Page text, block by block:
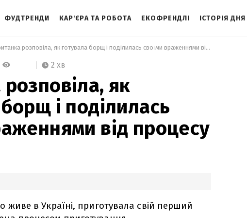
ФУДТРЕНДИ КАР'ЄРА ТА РОБОТА ЕКОФРЕНДЛІ ІСТОРІЯ ДНЯ
Британка розповіла, як готувала борщ і поділилась своїми враженнями від процесу
2 хв
як
і поділилась
від процесу
живе в Україні, приготувала свій перший